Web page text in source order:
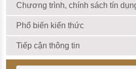
Chương trình, chính sách tín
Phổ biến kiến thức
Tiếp cận thông tin